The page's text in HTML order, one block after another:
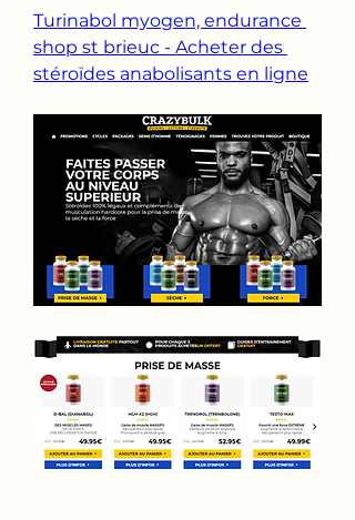
Turinabol myogen, endurance
shop st brieuc - Acheter des
stéroïdes anabolisants en ligne